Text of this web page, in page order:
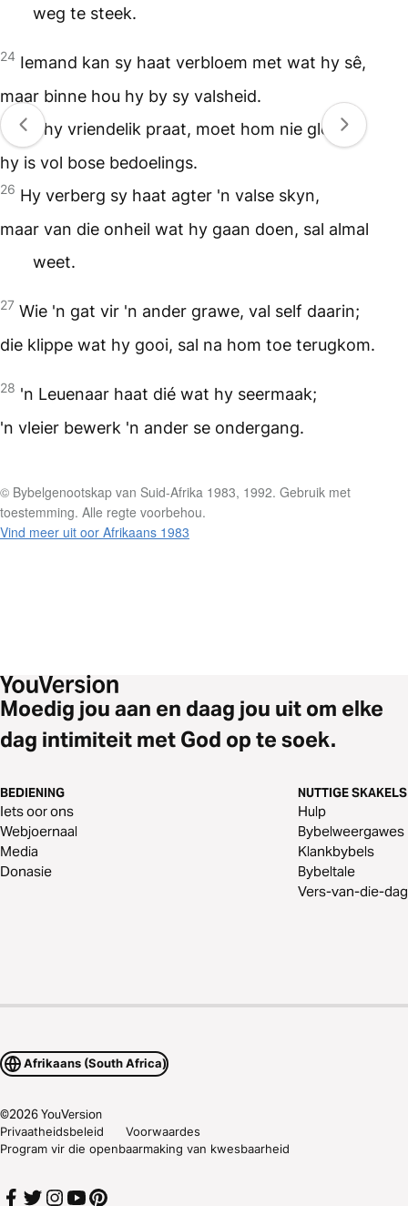
weg te steek.
24 Iemand kan sy haat verbloem met wat hy sê,
maar binne hou hy by sy valsheid.
25
As hy vriendelik praat, moet hom nie glo nie;
hy is vol bose bedoelings.
26 Hy verberg sy haat agter 'n valse skyn,
maar van die onheil wat hy gaan doen, sal almal
weet.
27 Wie 'n gat vir 'n ander grawe, val self daarin;
die klippe wat hy gooi, sal na hom toe terugkom.
28 'n Leuenaar haat dié wat hy seermaak;
'n vleier bewerk 'n ander se ondergang.
© Bybelgenootskap van Suid-Afrika 1983, 1992. Gebruik met
toestemming. Alle regte voorbehou.
Vind meer uit oor Afrikaans 1983
Moedig jou aan en daag jou uit om elke
dag intimiteit met God op te soek.
BEDIENING
Iets oor ons
Webjoernaal
Media
Donasie
NUTTIGE SKAKELS
Hulp
Bybelweergawes
Klankbybels
Bybeltale
Vers-van-die-dag
Afrikaans (South Africa)
©2026YouVersion
Privaatheidsbeleid
Voorwaardes
Program vir die openbaarmaking van kwesbaarheid